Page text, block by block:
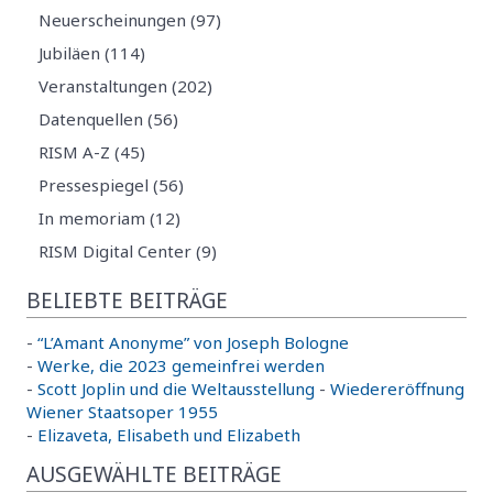
Neuerscheinungen (97)
Jubiläen (114)
Veranstaltungen (202)
Datenquellen (56)
RISM A-Z (45)
Pressespiegel (56)
In memoriam (12)
RISM Digital Center (9)
BELIEBTE BEITRÄGE
- “L’Amant Anonyme” von Joseph Bologne
- Werke, die 2023 gemeinfrei werden
- Scott Joplin und die Weltausstellung - Wiedereröffnung
Wiener Staatsoper 1955
- Elizaveta, Elisabeth und Elizabeth
AUSGEWÄHLTE BEITRÄGE